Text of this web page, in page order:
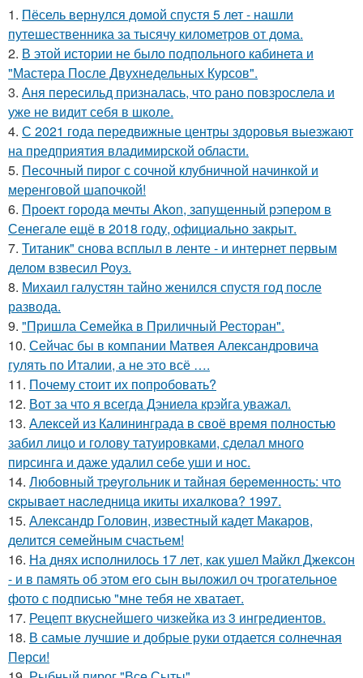
1. Пёсель вернулся домой спустя 5 лет - нашли
путешественника за тысячу километров от дома.
2. В этой истории не было подпольного кабинета и
"Мастера После Двухнедельных Курсов".
3. Аня пересильд призналась, что рано повзрослела и
уже не видит себя в школе.
4. С 2021 года передвижные центры здоровья выезжают
на предприятия владимирской области.
5. Песочный пирог с сочной клубничной начинкой и
меренговой шапочкой!
6. Проект города мечты Akon, запущенный рэпером в
Сенегале ещё в 2018 году, официально закрыт.
7. Титаник" снова всплыл в ленте - и интернет первым
делом взвесил Роуз.
8. Михаил галустян тайно женился спустя год после
развода.
9. "Пришла Семейка в Приличный Ресторан".
10. Сейчас бы в компании Матвея Александровича
гулять по Италии, а не это всё ….
11. Почему стоит их попробовать?
12. Вот за что я всегда Дэниела крэйга уважал.
13. Алексей из Калининграда в своё время полностью
забил лицо и голову татуировками, сделал много
пирсинга и даже удалил себе уши и нос.
14. Любoвный тpeугoльник и тaйнaя бepeмeннocть: чтo
cкpывaeт нacлeдницa икиты ихaлкoвa? 1997.
15. Александр Головин, известный кадет Макаров,
делится семейным счастьем!
16. На днях исполнилось 17 лет, как ушел Майкл Джексон
- и в память об этом его сын выложил оч трогательное
фото с подписью "мне тебя не хватает.
17. Рецепт вкуснейшего чизкейка из 3 ингредиентов.
18. В самые лучшие и добрые руки отдается солнечная
Перси!